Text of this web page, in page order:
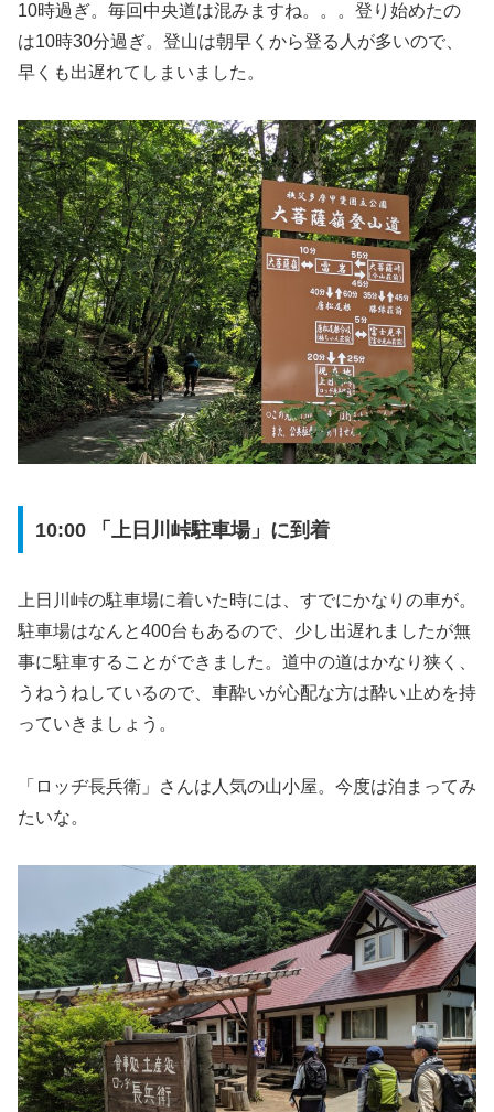
10時過ぎ。毎回中央道は混みますね。。。登り始めたの
は10時30分過ぎ。登山は朝早くから登る人が多いので、
早くも出遅れてしまいました。
10:00 「上日川峠駐車場」に到着
上日川峠の駐車場に着いた時には、すでにかなりの車が。
駐車場はなんと400台もあるので、少し出遅れましたが無
事に駐車することができました。道中の道はかなり狭く、
うねうねしているので、車酔いが心配な方は酔い止めを持
っていきましょう。
「ロッヂ長兵衛」さんは人気の山小屋。今度は泊まってみ
たいな。